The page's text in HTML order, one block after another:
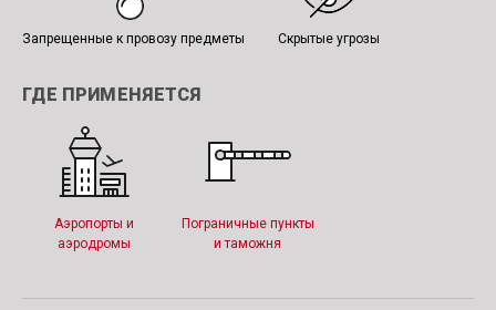
Запрещенные к провозу предметы Скрытые угрозы
ГДЕ ПРИМЕНЯЕТСЯ
Аэропорты и
аэродромы
Пограничные пункты
и таможня